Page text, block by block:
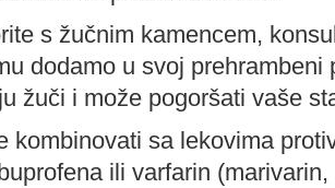
s žučnim kamencem,
dodamo u svoj prehrambeni
žuči i može pogoršati vaše
kombinovati sa lekovima
ili varfarin